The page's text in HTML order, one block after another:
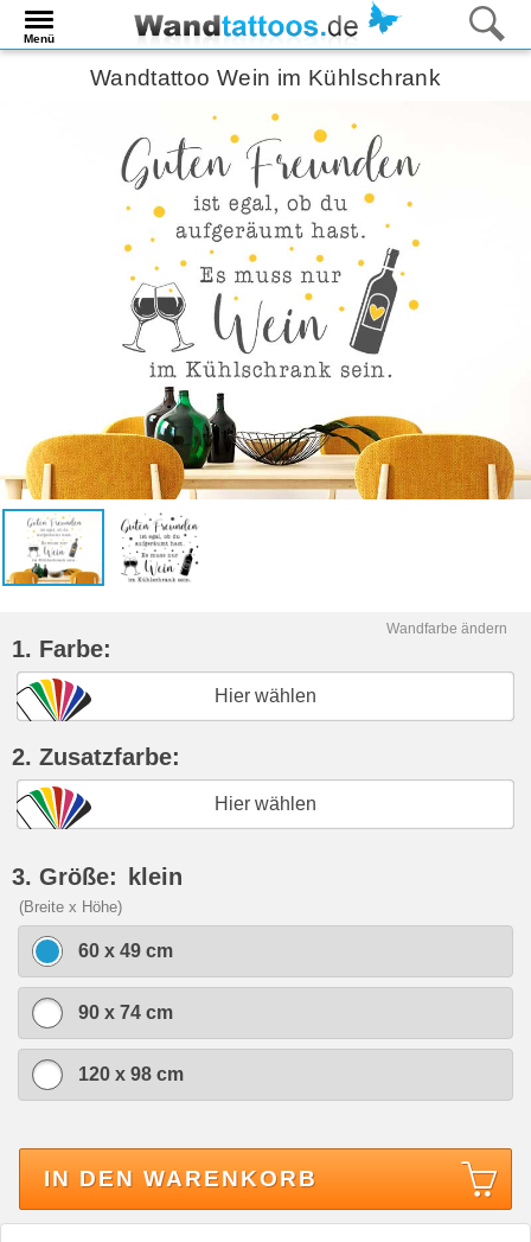
Menü
Wandtattoo Wein im Kühlschrank
Wandfarbe ändern
1. Farbe:
Hier wählen
2. Zusatzfarbe:
Hier wählen
3. Größe: klein
(Breite x Höhe)
60 x 49 cm
90 x 74 cm
120 x 98 cm
IN DEN WARENKORB